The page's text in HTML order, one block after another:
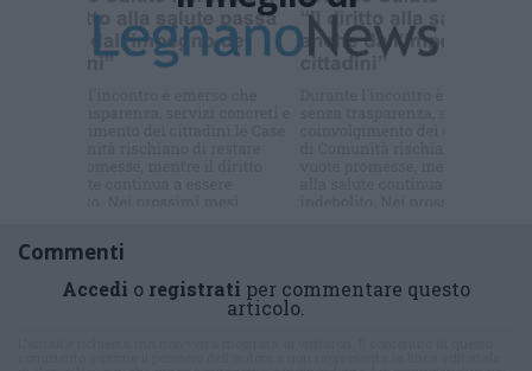
Commenti
Accedi o registrati per commentare questo
articolo.